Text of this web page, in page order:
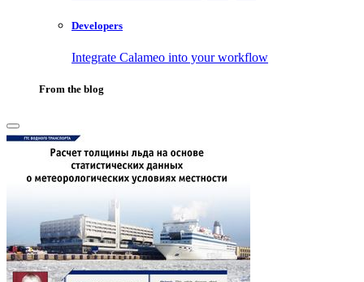
Developers
Integrate Calameo into your workflow
From the blog